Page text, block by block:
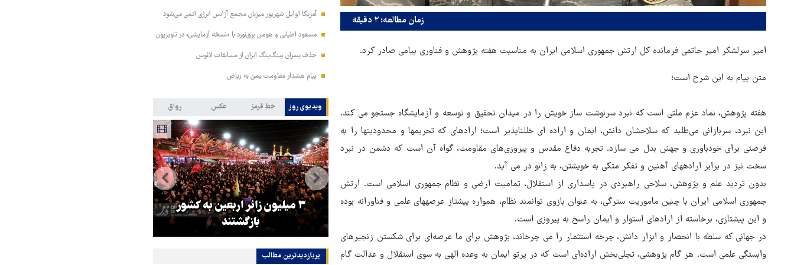
زمان مطالعه: ۲ دقیقه
امیر سرلشکر امیر حاتمی فرمانده کل ارتش جمهوری اسلامی ایران به مناسبت هفته پژوهش و فناوری پیامی صادر کرد.
متن پیام به این شرح است؛
هفته پژوهش، نماد عزم ملتی است که نبرد سرنوشت ساز خویش را در میدان تحقیق و توسعه و آزمایشگاه جستجو می کند.
این نبرد، سربازانی می‌طلبد که سلاحشان دانش، ایمان و اراده ای خلل‍ناپذیر است؛ اراده‍ای که تحریم‍ها و محدودیت‍ها را به
فرصتی برای خودباوری و جهش بدل می سازد. تجربه دفاع مقدس و پیروزی‌های مقاومت، گواه آن است که دشمن در نبرد
سخت نیز در برابر اراده‍های آهنین و تفکر متکی به خویشتن، به زانو در می آید.
بدون تردید علم و پژوهش، سلاحی راهبردی در پاسداری از استقلال، تمامیت ارضی و نظام جمهوری اسلامی است. ارتش
جمهوری اسلامی ایران با چنین ماموریت سترگی، به عنوان بازوی توانمند نظام، همواره پیشتاز عرصه‍های علمی و فناورانه بوده
و این پیشتازی، برخاسته از اراده‍ای استوار و ایمان راسخ به پیروزی است.
در جهانی که سلطه با انحصار و ابزار دانش، چرخه استثمار را می چرخاند، پژوهش برای ما عرصه‌ای برای شکستن زنجیرهای
وابستگی علمی است. هر گام پژوهشی، تجلی‌بخش اراده‌ای است که در پرتو ایمان به وعده الهی به سوی استقلال و عدالت گام
آمریکا اوایل شهریور میزبان مجمع آژانس انرژی اتمی می‌شود
مسعود اطیابی و هومن برق‌نورد با «نسخه آزمایشی» در تلویزیون
حذف پسران پینگ‌پنگ ایران از مسابقات لائوس
پیام هشدار مقاومت یمن به ریاض
ویدیوی روز خط قرمز عکس رواق
هماهنگی محور مقاومت، آمریکا را
در منطقه درمانده کرد
ترامپ نماد فساد، اقتدارگرایی و
۳ میلیون زائر اربعین به کشور
بازگشتند
پربازدیدترین‌ مطالب